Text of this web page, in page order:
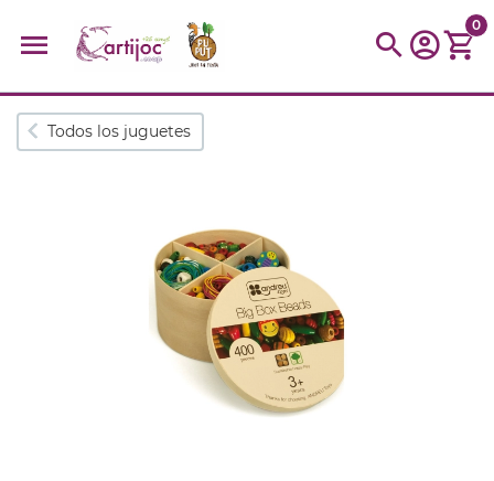
Búsquedas populares
0
Todos los juguetes